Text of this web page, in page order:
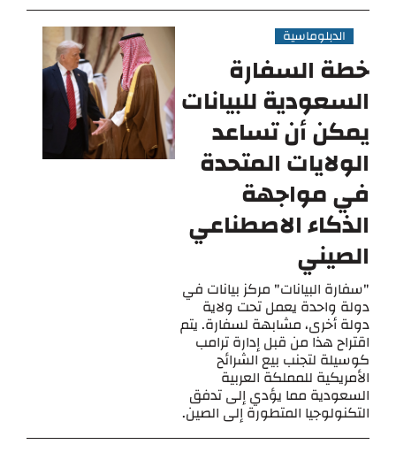
الدبلوماسية
خطة السفارة
السعودية للبيانات
يمكن أن تساعد
الولايات المتحدة
في مواجهة
الذكاء الاصطناعي
الصيني
"سفارة البيانات" مركز بيانات في
دولة واحدة يعمل تحت ولاية
دولة أخرى، مشابهة لسفارة. يتم
اقتراح هذا من قبل إدارة ترامب
كوسيلة لتجنب بيع الشرائح
الأمريكية للمملكة العربية
السعودية مما يؤدي إلى تدفق
التكنولوجيا المتطورة إلى الصين.